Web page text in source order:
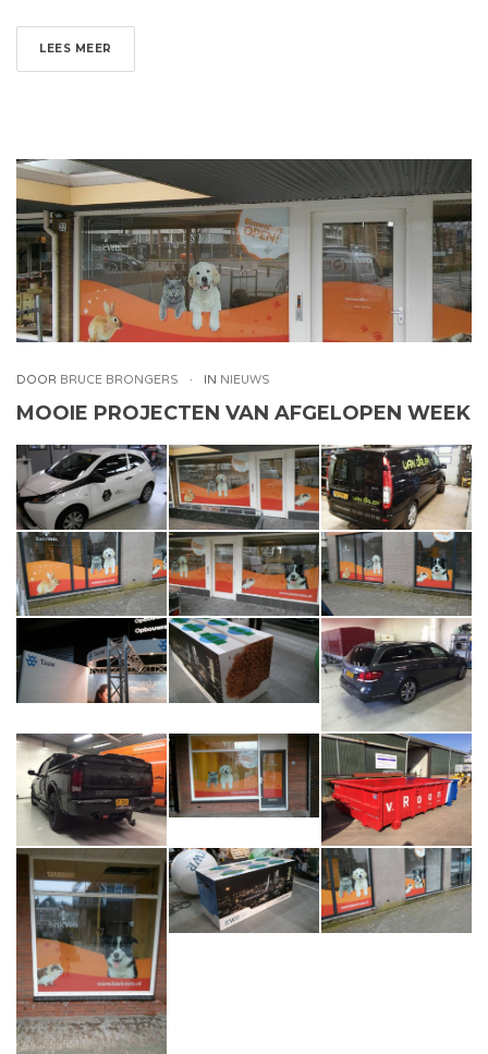
LEES MEER
DOOR BRUCE BRONGERS IN NIEUWS
MOOIE PROJECTEN VAN AFGELOPEN WEEK